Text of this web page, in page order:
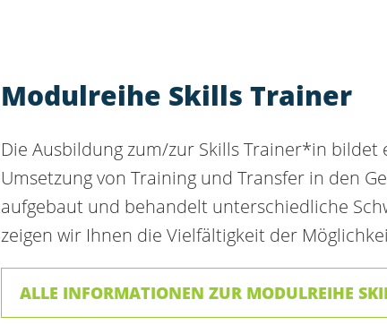
Modulreihe Skills Trainer
Die Ausbildung zum/zur Skills Trainer*in
Umsetzung von Training und Transfer in den
aufgebaut und behandelt unterschiedliche
zeigen wir Ihnen die Vielfältigkeit der
ALLE INFORMATIONEN ZUR MODULREIHE